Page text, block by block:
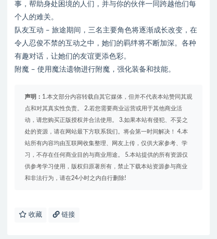
事，帮助身处困境的人们，并与你的伙伴一同跨越他们每
个人的难关。
队友互动 – 旅途期间，三名主要角色将逐渐成长改变，在
令人忍俊不禁的互动之中，她们的羁绊将不断加深。各种
有趣对话，让她们的友谊更添色彩。
附魔 – 使用魔法遗物进行附魔，强化装备和技能。
声明： 1.本文部分内容转载自其它媒体，但并不代表本站赞同其观
点和对其真实性负责。 2.若您需要商业运营或用于其他商业活
动，请您购买正版授权并合法使用。 3.如果本站有侵犯、不妥之
处的资源，请在网站最下方联系我们。将会第一时间解决！ 4.本
站所有内容均由互联网收集整理、网友上传，仅供大家参考、学
习，不存在任何商业目的与商业用途。 5.本站提供的所有资源仅
供参考学习使用，版权归原著所有，禁止下载本站资源参与商业
和非法行为，请在24小时之内自行删除!
收藏 链接